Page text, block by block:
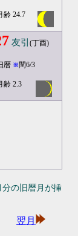
齢 24.7
友引 (丁酉)
暦 ※閏6/3
齢 2.3
の旧暦月が挿
翌月